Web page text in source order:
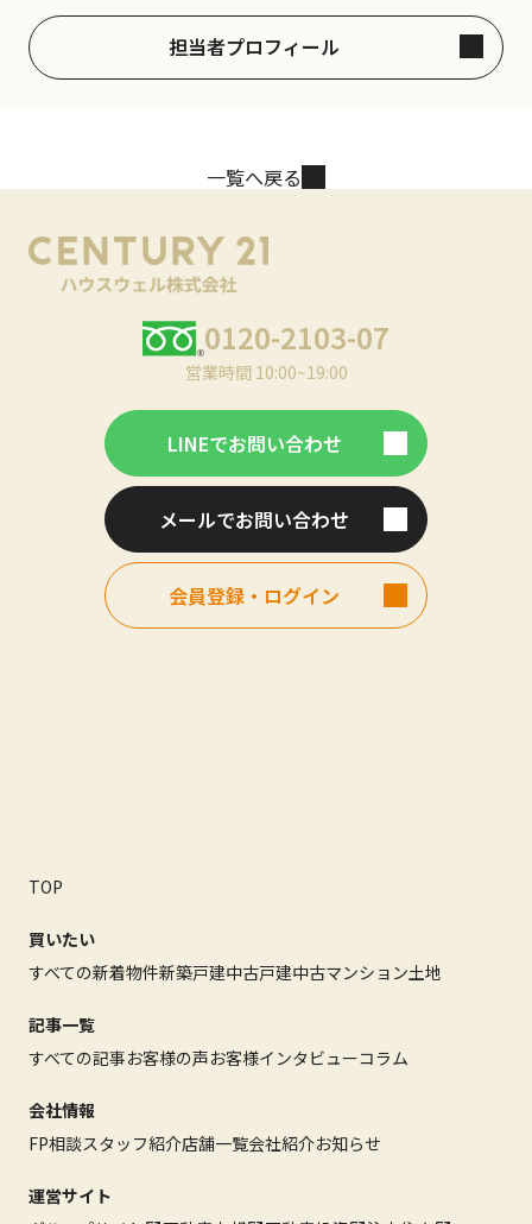
担当者プロフィール
一覧へ戻る
0120-2103-07
営業時間 10:00~19:00
LINEでお問い合わせ
メールでお問い合わせ
会員登録・ログイン
TOP
買いたい
すべての新着物件新築戸建中古戸建中古マンション土地
記事一覧
すべての記事お客様の声お客様インタビューコラム
会社情報
FP相談スタッフ紹介店舗一覧会社紹介お知らせ
運営サイト